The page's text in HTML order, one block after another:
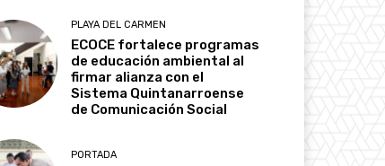
PLAYA DEL CARMEN
ECOCE fortalece programas
de educación ambiental al
firmar alianza con el
Sistema Quintanarroense
de Comunicación Social
PORTADA